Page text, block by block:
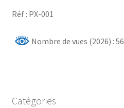
Réf : PX-001
Nombre de vues (2026) : 56
Catégories